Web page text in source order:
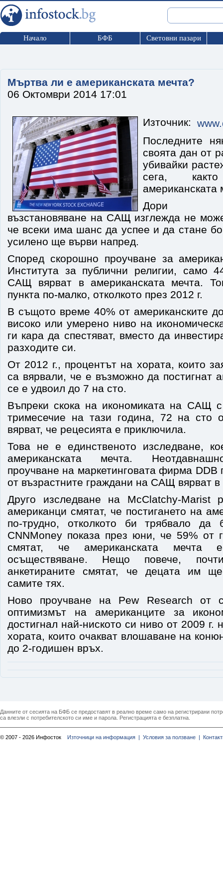
Начало БФБ Световни пазари
Мъртва ли е американската мечта?
06 Октомври 2014 17:01
Източник:
Последните
своята дан от
убивайки
сега,
американската
Дори
възстановяване на САЩ изглежда не
че всеки има шанс да успее и да стане
усилено ще върви напред.
Според скорошно проучване за
Института за публични религии, само
САЩ вярват в американската мечта.
пункта по-малко, отколкото през 2012 г.
В същото време 40% от американските
високо или умерено ниво на
ги кара да спестяват, вместо да
разходите си.
От 2012 г., процентът на хората, които
са вярвали, че е възможно да постигнат
се е удвоил до 7 на сто.
Въпреки скока на икономиката на САЩ
тримесечие на тази година, 72 на сто
вярват, че рецесията е приключила.
Това не е единственото изследване,
американската мечта.
проучване на маркетинговата фирма DDB
от възрастните граждани на САЩ вярват в
Друго изследване на McClatchy-
американци смятат, че постигането на
по-трудно, отколкото би трябвало
CNNMoney показа през юни, че 59%
смятат, че американската мечта
осъществяване. Нещо повече,
анкетираните смятат, че децата им
самите тях.
Ново проучване на Pew Research от
оптимизмът на американците за
достигнал най-ниското си ниво от 2009 г.
хората, които очакват влошаване на
до 2-годишен връх.
Данните от сесията на БФБ се предоставят в реално време само на регистрирани
са влезли с потребителското си име и парола. Регистрацията е безплатна.
© 2007 - 2026 Инфосток Източници на информация | Условия за ползване |